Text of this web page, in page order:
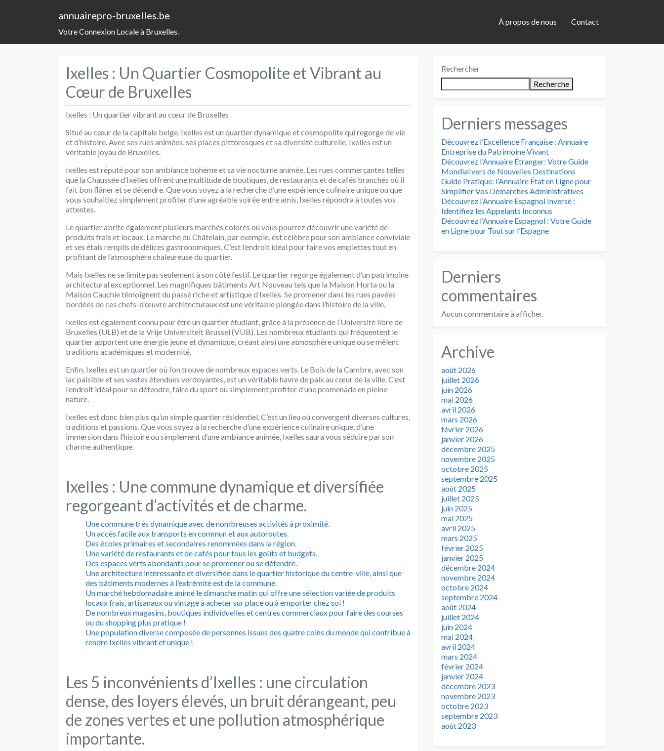
annuairepro-bruxelles.be
Votre Connexion Locale à Bruxelles.
À propos de nous Contact
Ixelles : Un Quartier Cosmopolite et Vibrant au
Cœur de Bruxelles
Ixelles : Un quartier vibrant au cœur de Bruxelles
Situé au cœur de la capitale belge, Ixelles est un quartier dynamique et cosmopolite qui regorge de vie
et d’histoire. Avec ses rues animées, ses places pittoresques et sa diversité culturelle, Ixelles est un
véritable joyau de Bruxelles.
Ixelles est réputé pour son ambiance bohème et sa vie nocturne animée. Les rues commerçantes telles
que la Chaussée d’Ixelles offrent une multitude de boutiques, de restaurants et de cafés branchés où il
fait bon flâner et se détendre. Que vous soyez à la recherche d’une expérience culinaire unique ou que
vous souhaitiez simplement profiter d’une agréable soirée entre amis, Ixelles répondra à toutes vos
attentes.
Le quartier abrite également plusieurs marchés colorés où vous pourrez découvrir une variété de
produits frais et locaux. Le marché du Châtelain, par exemple, est célèbre pour son ambiance conviviale
et ses étals remplis de délices gastronomiques. C’est l’endroit idéal pour faire vos emplettes tout en
profitant de l’atmosphère chaleureuse du quartier.
Mais Ixelles ne se limite pas seulement à son côté festif. Le quartier regorge également d’un patrimoine
architectural exceptionnel. Les magnifiques bâtiments Art Nouveau tels que la Maison Horta ou la
Maison Cauchie témoignent du passé riche et artistique d’Ixelles. Se promener dans les rues pavées
bordées de ces chefs-d’œuvre architecturaux est une véritable plongée dans l’histoire de la ville.
Ixelles est également connu pour être un quartier étudiant, grâce à la présence de l’Université libre de
Bruxelles (ULB) et de la Vrije Universiteit Brussel (VUB). Les nombreux étudiants qui fréquentent le
quartier apportent une énergie jeune et dynamique, créant ainsi une atmosphère unique où se mêlent
traditions académiques et modernité.
Enfin, Ixelles est un quartier où l’on trouve de nombreux espaces verts. Le Bois de la Cambre, avec son
lac paisible et ses vastes étendues verdoyantes, est un véritable havre de paix au cœur de la ville. C’est
l’endroit idéal pour se détendre, faire du sport ou simplement profiter d’une promenade en pleine
nature.
Ixelles est donc bien plus qu’un simple quartier résidentiel. C’est un lieu où convergent diverses cultures,
traditions et passions. Que vous soyez à la recherche d’une expérience culinaire unique, d’une
immersion dans l’histoire ou simplement d’une ambiance animée, Ixelles saura vous séduire par son
charme authentique.
Ixelles : Une commune dynamique et diversifiée
regorgeant d’activités et de charme.
Une commune très dynamique avec de nombreuses activités à proximité.
Un accès facile aux transports en commun et aux autoroutes.
Des écoles primaires et secondaires renommées dans la région.
Une variété de restaurants et de cafés pour tous les goûts et budgets.
Des espaces verts abondants pour se promener ou se détendre.
Une architecture intéressante et diversifiée dans le quartier historique du centre-ville, ainsi que
des bâtiments modernes à l’extrémité est de la commune.
Un marché hebdomadaire animé le dimanche matin qui offre une sélection variée de produits
locaux frais, artisanaux ou vintage à acheter sur place ou à emporter chez soi !
De nombreux magasins, boutiques individuelles et centres commerciaux pour faire des courses
ou du shopping plus pratique !
Une population diverse composée de personnes issues des quatre coins du monde qui contribue à
rendre Ixelles vibrant et unique !
Les 5 inconvénients d’Ixelles : une circulation
dense, des loyers élevés, un bruit dérangeant, peu
de zones vertes et une pollution atmosphérique
importante.
Rechercher
Recherche
Derniers messages
Découvrez l’Excellence Française : Annuaire
Entreprise du Patrimoine Vivant
Découvrez l’Annuaire Étranger: Votre Guide
Mondial vers de Nouvelles Destinations
Guide Pratique: l’Annuaire État en Ligne pour
Simplifier Vos Démarches Administratives
Découvrez l’Annuaire Espagnol Inversé :
Identifiez les Appelants Inconnus
Découvrez l’Annuaire Espagnol : Votre Guide
en Ligne pour Tout sur l’Espagne
Derniers
commentaires
Aucun commentaire à afficher.
Archive
août 2026
juillet 2026
juin 2026
mai 2026
avril 2026
mars 2026
février 2026
janvier 2026
décembre 2025
novembre 2025
octobre 2025
septembre 2025
août 2025
juillet 2025
juin 2025
mai 2025
avril 2025
mars 2025
février 2025
janvier 2025
décembre 2024
novembre 2024
octobre 2024
septembre 2024
août 2024
juillet 2024
juin 2024
mai 2024
avril 2024
mars 2024
février 2024
janvier 2024
décembre 2023
novembre 2023
octobre 2023
septembre 2023
août 2023